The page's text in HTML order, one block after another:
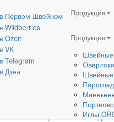
Продукция
Продукция
Оверлоки
Швейные
Иглы
Портновские колодки
Портновская
производстве
ей устойчивость и
Геометрия колодки
Портновская